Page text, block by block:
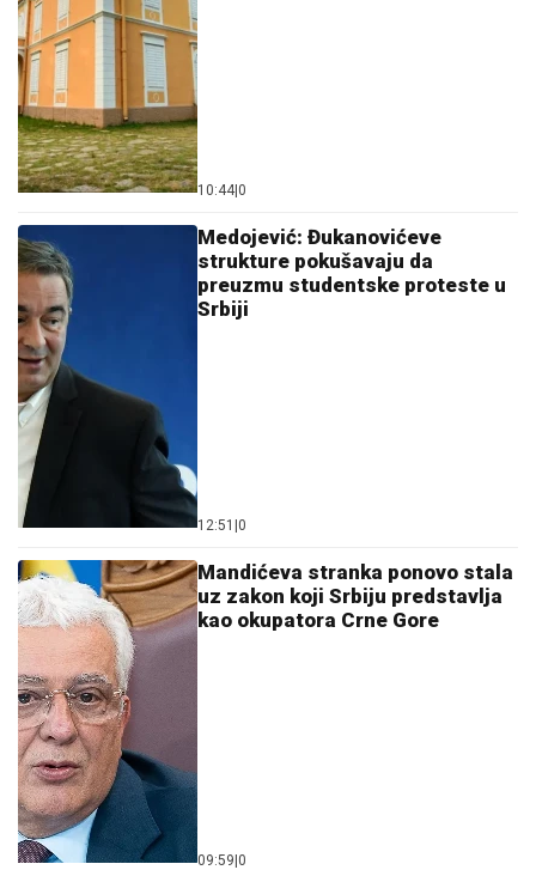
10:44|0
Medojević: Đukanovićeve
strukture pokušavaju da
preuzmu studentske proteste u
Srbiji
12:51 |0
Mandićeva stranka ponovo stala
uz zakon koji Srbiju predstavlja
kao okupatora Crne Gore
09:59|0